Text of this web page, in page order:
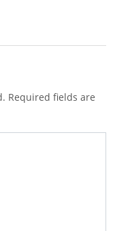
Required fields are